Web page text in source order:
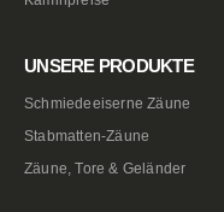
UNSERE PRODUKTE
Schmiedeeiserne Zäune
Stabmatten-Zäune
Zäune, Tore & Geländer